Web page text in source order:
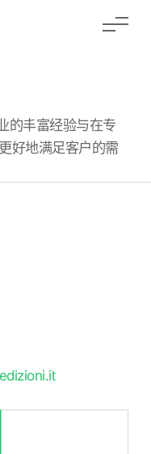
的丰富经验与在专
好地满足客户的需